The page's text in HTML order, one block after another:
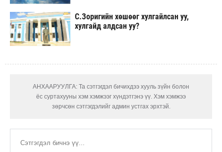
С.Зоригийн хөшөөг хулгайлсан уу,
хулгайд алдсан уу?
АНХААРУУЛГА: Та сэтгэгдэл бичихдээ хууль зүйн болон
ёс суртахууны хэм хэмжээг хүндэтгэнэ үү. Хэм хэмжээ
зөрчсөн сэтгэгдэлийг админ устгах эрхтэй.